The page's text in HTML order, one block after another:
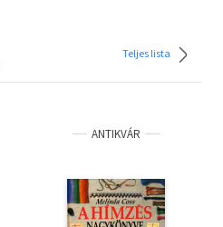
Teljes lista
ANTIKVÁR